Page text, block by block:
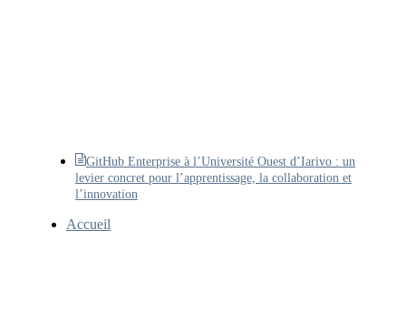
GitHub Enterprise à l’Université Ouest d’Iarivo : un
levier concret pour l’apprentissage, la collaboration et
l’innovation
Accueil